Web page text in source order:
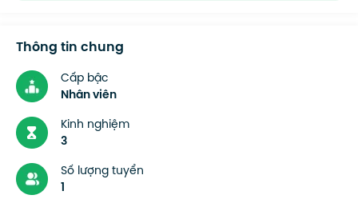
Thông tin chung
Cấp bậc
Nhân viên
Kinh nghiệm
3
Số lượng tuyển
1